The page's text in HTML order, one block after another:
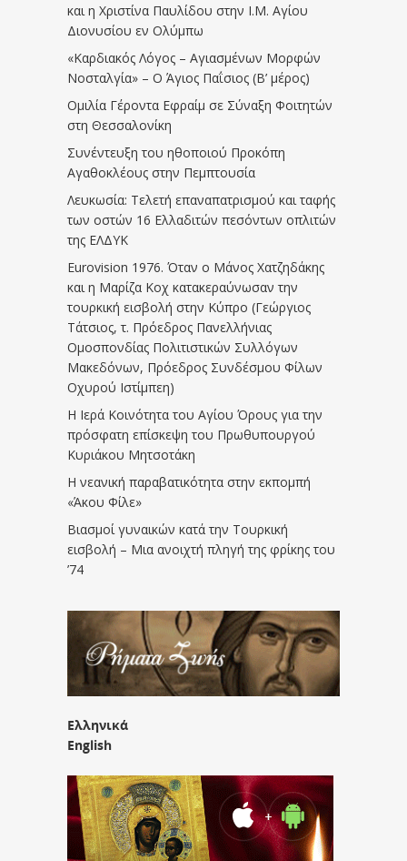
και η Χριστίνα Παυλίδου στην Ι.Μ. Αγίου
Διονυσίου εν Ολύμπω
«Καρδιακός Λόγος – Αγιασμένων Μορφών
Νοσταλγία» – Ο Άγιος Παΐσιος (Β’ μέρος)
Ομιλία Γέροντα Εφραίμ σε Σύναξη Φοιτητών
στη Θεσσαλονίκη
Συνέντευξη του ηθοποιού Προκόπη
Αγαθοκλέους στην Πεμπτουσία
Λευκωσία: Τελετή επαναπατρισμού και ταφής
των οστών 16 Ελλαδιτών πεσόντων οπλιτών
της ΕΛΔΥΚ
Eurovision 1976. Όταν ο Μάνος Χατζηδάκης
και η Μαρίζα Κοχ κατακεραύνωσαν την
τουρκική εισβολή στην Κύπρο (Γεώργιος
Τάτσιος, τ. Πρόεδρος Πανελλήνιας
Ομοσπονδίας Πολιτιστικών Συλλόγων
Μακεδόνων, Πρόεδρος Συνδέσμου Φίλων
Οχυρού Ιστίμπεη)
Η Ιερά Κοινότητα του Αγίου Όρους για την
πρόσφατη επίσκεψη του Πρωθυπουργού
Κυριάκου Μητσοτάκη
Η νεανική παραβατικότητα στην εκπομπή
«Άκου Φίλε»
Βιασμοί γυναικών κατά την Τουρκική
εισβολή – Μια ανοιχτή πληγή της φρίκης του
’74
Ελληνικά
English